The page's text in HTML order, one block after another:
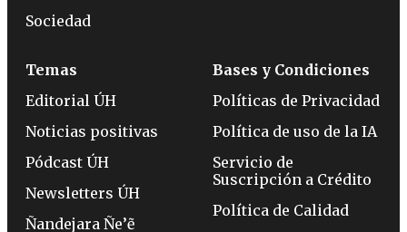
Sociedad
Temas
Editorial ÚH
Noticias positivas
Pódcast ÚH
Newsletters ÚH
Ñandejara Ñe’ẽ
Bases y Condiciones
Políticas de Privacidad
Política de uso de la IA
Servicio de
Suscripción a Crédito
Política de Calidad